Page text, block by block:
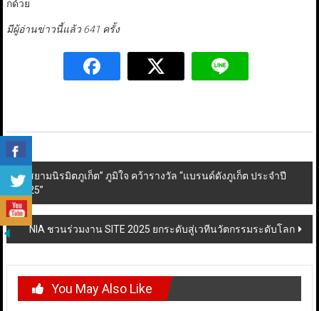
กด้วย
มีผู้อ่านข่าวนี้แล้ว 641 ครั้ง
Post
navigation
“สยามนิรมิตภูเก็ต” ภูมิใจ คว้ารางวัล “แบรนด์ดังภูเก็ต ประจำปี
2025”
NIA ชวนร่วมงาน SITE 2025 ยกระดับสู่เวทีนวัตกรรมระดับโลก
You May Also Like